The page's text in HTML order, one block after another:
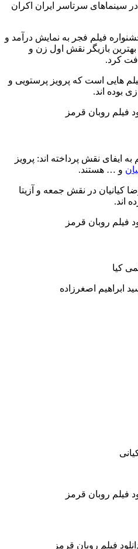
در دی ماه 1378 در سینماهای سرتاسر ایران اکران
فیلم فجر به نمایش درآمد و
بازیگر نقش اول زن و
کرد.
هایی است که پرویز پرستویی و
بوده اند.
به ایفای نقش پرداخته اند: پرویز
و … هستند.
کیانیان در نقش جمعه و آزیتا
اند.
کیا
ابراهیم اصغرزاده
فیلم روبان قرمز